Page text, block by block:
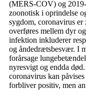
(MERS-COV) og
zoonotisk i oprindelse
sygdom, coronavirus er
overføres mellem dyr
infektion inkluderer
og åndedrætsbesvær. I
forårsage
nyresvigt og endda
coronavirus kan
forbliver positiv, men